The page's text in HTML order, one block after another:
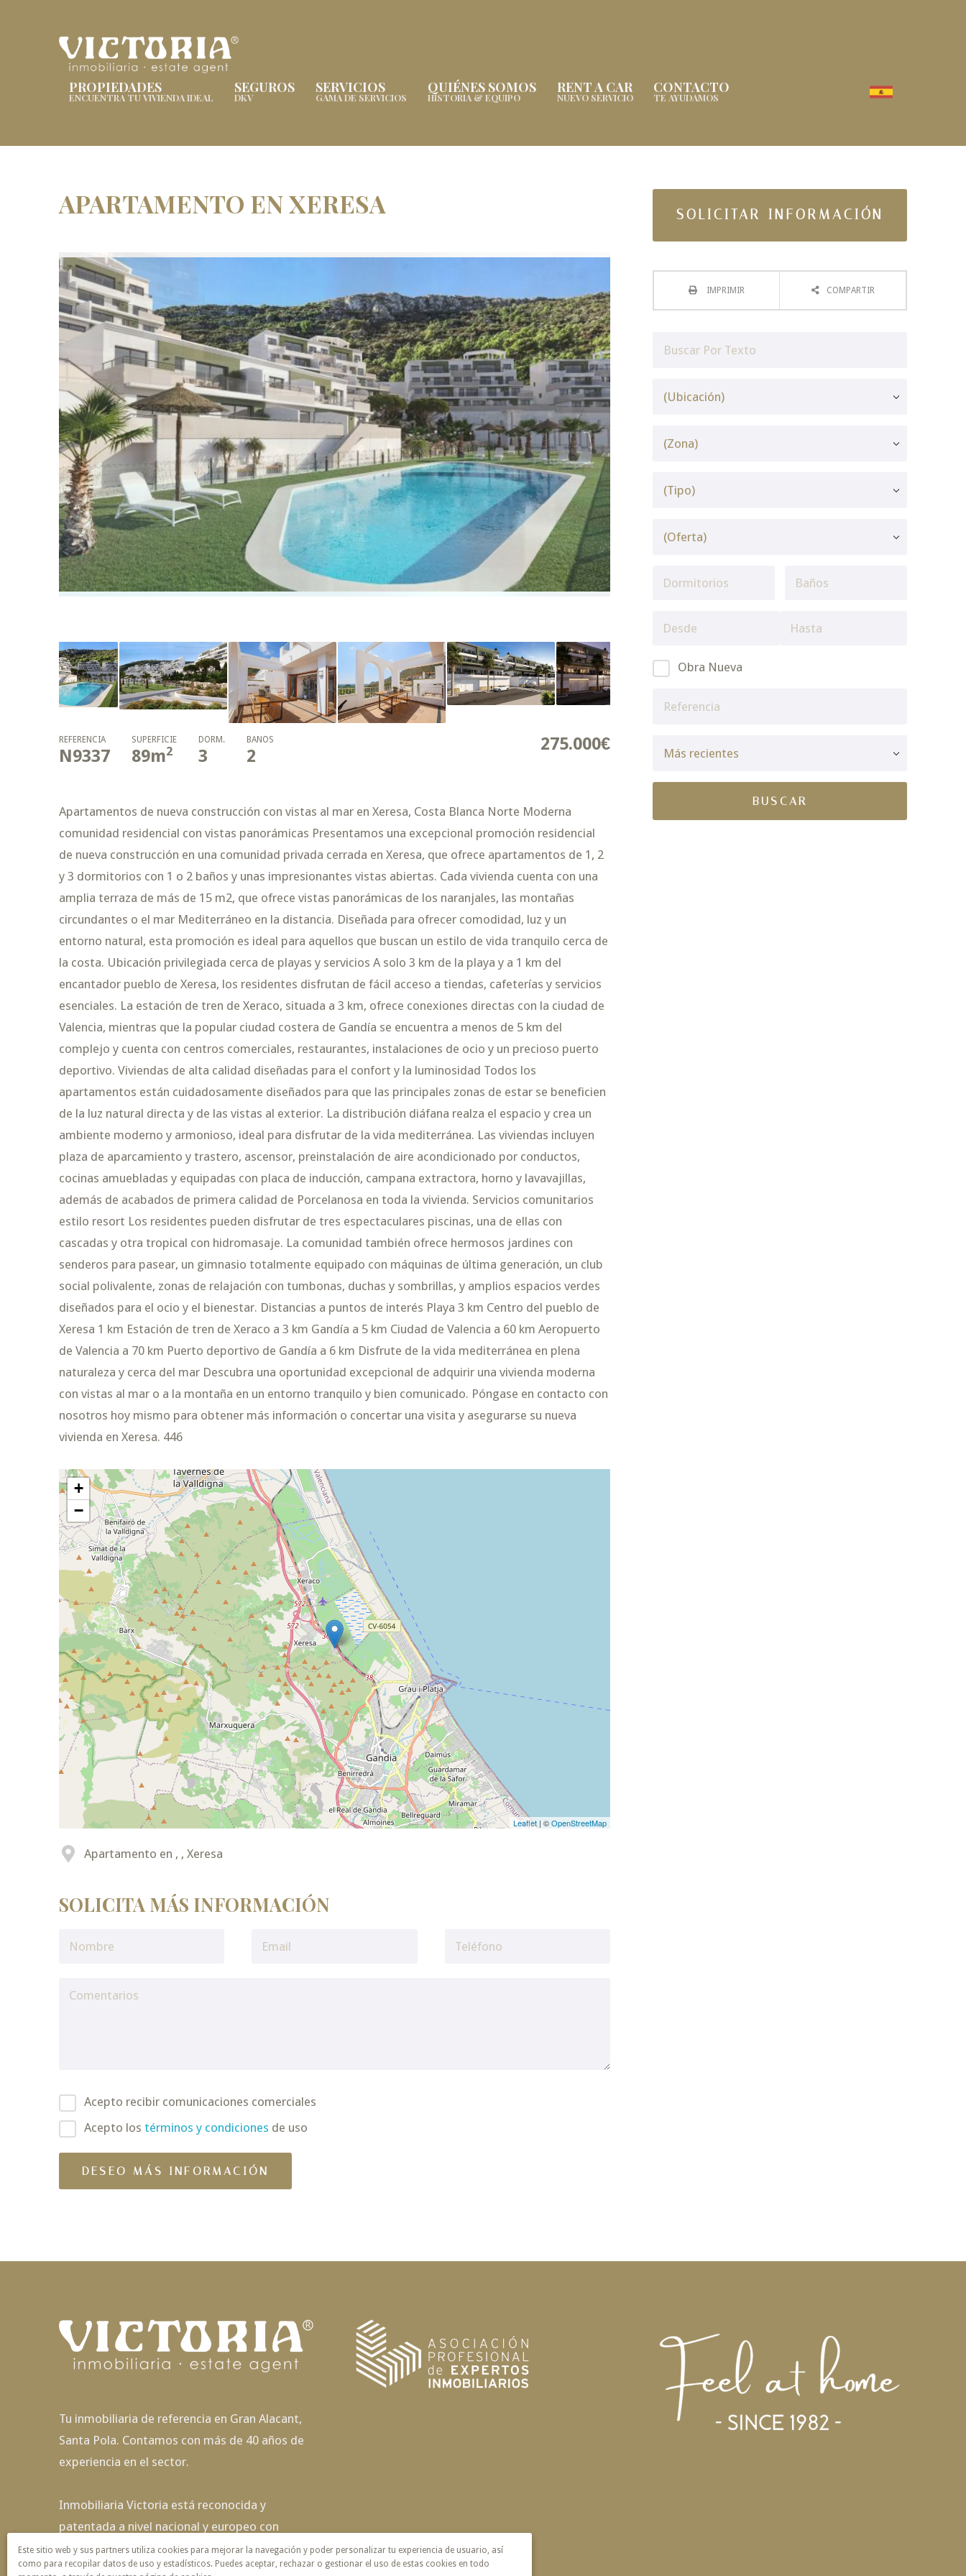
PROPIEDADES
ENCUENTRA TU VIVIENDA IDEAL
SEGUROS
DKV
SERVICIOS
GAMA DE SERVICIOS
QUIÉNES SOMOS
HISTORIA & EQUIPO
RENT A CAR
NUEVO SERVICIO
CONTACTO
TE AYUDAMOS
APARTAMENTO EN XERESA
275.000€
REFERENCIA
N9337
SUPERFICIE
89m2
DORM.
3
BAÑOS
2
Apartamentos de nueva construcción con vistas al mar en Xeresa, Costa Blanca Norte Moderna
comunidad residencial con vistas panorámicas Presentamos una excepcional promoción residencial
de nueva construcción en una comunidad privada cerrada en Xeresa, que ofrece apartamentos de 1, 2
y 3 dormitorios con 1 o 2 baños y unas impresionantes vistas abiertas. Cada vivienda cuenta con una
amplia terraza de más de 15 m2, que ofrece vistas panorámicas de los naranjales, las montañas
circundantes o el mar Mediterráneo en la distancia. Diseñada para ofrecer comodidad, luz y un
entorno natural, esta promoción es ideal para aquellos que buscan un estilo de vida tranquilo cerca de
la costa. Ubicación privilegiada cerca de playas y servicios A solo 3 km de la playa y a 1 km del
encantador pueblo de Xeresa, los residentes disfrutan de fácil acceso a tiendas, cafeterías y servicios
esenciales. La estación de tren de Xeraco, situada a 3 km, ofrece conexiones directas con la ciudad de
Valencia, mientras que la popular ciudad costera de Gandía se encuentra a menos de 5 km del
complejo y cuenta con centros comerciales, restaurantes, instalaciones de ocio y un precioso puerto
deportivo. Viviendas de alta calidad diseñadas para el confort y la luminosidad Todos los
apartamentos están cuidadosamente diseñados para que las principales zonas de estar se beneficien
de la luz natural directa y de las vistas al exterior. La distribución diáfana realza el espacio y crea un
ambiente moderno y armonioso, ideal para disfrutar de la vida mediterránea. Las viviendas incluyen
plaza de aparcamiento y trastero, ascensor, preinstalación de aire acondicionado por conductos,
cocinas amuebladas y equipadas con placa de inducción, campana extractora, horno y lavavajillas,
además de acabados de primera calidad de Porcelanosa en toda la vivienda. Servicios comunitarios
estilo resort Los residentes pueden disfrutar de tres espectaculares piscinas, una de ellas con
cascadas y otra tropical con hidromasaje. La comunidad también ofrece hermosos jardines con
senderos para pasear, un gimnasio totalmente equipado con máquinas de última generación, un club
social polivalente, zonas de relajación con tumbonas, duchas y sombrillas, y amplios espacios verdes
diseñados para el ocio y el bienestar. Distancias a puntos de interés Playa 3 km Centro del pueblo de
Xeresa 1 km Estación de tren de Xeraco a 3 km Gandía a 5 km Ciudad de Valencia a 60 km Aeropuerto
de Valencia a 70 km Puerto deportivo de Gandía a 6 km Disfrute de la vida mediterránea en plena
naturaleza y cerca del mar Descubra una oportunidad excepcional de adquirir una vivienda moderna
con vistas al mar o a la montaña en un entorno tranquilo y bien comunicado. Póngase en contacto con
nosotros hoy mismo para obtener más información o concertar una visita y asegurarse su nueva
vivienda en Xeresa. 446
+
−
Leaflet | ©OpenStreetMap
Apartamento en , , Xeresa
SOLICITA MÁS INFORMACIÓN
Acepto recibir comunicaciones comerciales
Acepto los términos y condiciones de uso
SOLICITAR INFORMACIÓN
IMPRIMIR COMPARTIR
Obra Nueva
Tu inmobiliaria de referencia en Gran Alacant,
Santa Pola. Contamos con más de 40 años de
experiencia en el sector.
Inmobiliaria Victoria está reconocida y
patentada a nivel nacional y europeo con
exclusividad de nombre y servicio.
Este sitio web y sus partners utiliza cookies para mejorar la navegación y poder personalizar tu experiencia de usuario, así
como para recopilar datos de uso y estadísticos. Puedes aceptar, rechazar o gestionar el uso de estas cookies en todo